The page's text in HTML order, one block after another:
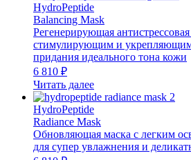
HydroPeptide
Balancing Mask
Регенерирующая
стимулирующим и укрепляющим
придания идеального тона кожи
6 810 ₽
Читать далее
HydroPeptide
Radiance Mask
Обновляющая маска с легким
для супер увлажнения и